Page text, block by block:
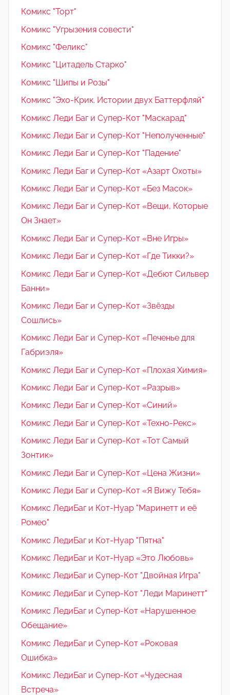
Комикс "Торт"
Комикс "Угрызения совести"
Комикс "Феликс"
Комикс "Цитадель Старко"
Комикс "Шипы и Розы"
Комикс "Эхо-Крик. Истории двух Баттерфляй"
Комикс Леди Баг и Супер-Кот "Маскарад"
Комикс Леди Баг и Супер-Кот "Неполученные"
Комикс Леди Баг и Супер-Кот "Падение"
Комикс Леди Баг и Супер-Кот «Азарт Охоты»
Комикс Леди Баг и Супер-Кот «Без Масок»
Комикс Леди Баг и Супер-Кот «Вещи, Которые
Он Знает»
Комикс Леди Баг и Супер-Кот «Вне Игры»
Комикс Леди Баг и Супер-Кот «Где Тикки?»
Комикс Леди Баг и Супер-Кот «Дебют Сильвер
Банни»
Комикс Леди Баг и Супер-Кот «Звёзды
Сошлись»
Комикс Леди Баг и Супер-Кот «Печенье для
Габриэля»
Комикс Леди Баг и Супер-Кот «Плохая Химия»
Комикс Леди Баг и Супер-Кот «Разрыв»
Комикс Леди Баг и Супер-Кот «Синий»
Комикс Леди Баг и Супер-Кот «Техно-Рекс»
Комикс Леди Баг и Супер-Кот «Тот Самый
Зонтик»
Комикс Леди Баг и Супер-Кот «Цена Жизни»
Комикс Леди Баг и Супер-Кот «Я Вижу Тебя»
Комикс ЛедиБаг и Кот-Нуар "Маринетт и её
Ромео"
Комикс ЛедиБаг и Кот-Нуар "Пятна"
Комикс ЛедиБаг и Кот-Нуар «Это Любовь»
Комикс ЛедиБаг и Супер-Кот "Двойная Игра"
Комикс ЛедиБаг и Супер-Кот "Леди Маринетт"
Комикс ЛедиБаг и Супер-Кот «Нарушенное
Обещание»
Комикс ЛедиБаг и Супер-Кот «Роковая
Ошибка»
Комикс ЛедиБаг и Супер-Кот «Чудесная
Встреча»